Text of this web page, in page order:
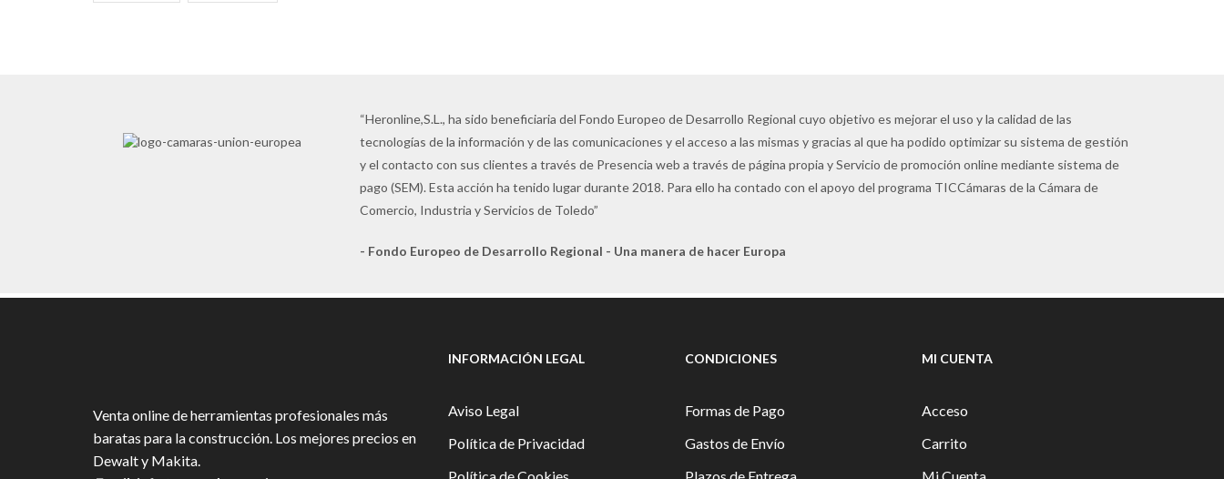
“Heronline,S.L., ha sido beneficiaria del Fondo Europeo de Desarrollo Regional cuyo objetivo es mejorar el uso y la calidad de las
tecnologías de la información y de las comunicaciones y el acceso a las mismas y gracias al que ha podido optimizar su sistema de gestión
y el contacto con sus clientes a través de Presencia web a través de página propia y Servicio de promoción online mediante sistema de
pago (SEM). Esta acción ha tenido lugar durante 2018. Para ello ha contado con el apoyo del programa TICCámaras de la Cámara de
Comercio, Industria y Servicios de Toledo”
- Fondo Europeo de Desarrollo Regional - Una manera de hacer Europa
Venta online de herramientas profesionales más
baratas para la construcción. Los mejores precios en
Dewalt y Makita.
INFORMACIÓN LEGAL
Aviso Legal
Política de Privacidad
CONDICIONES
Formas de Pago
Gastos de Envío
MI CUENTA
Acceso
Carrito